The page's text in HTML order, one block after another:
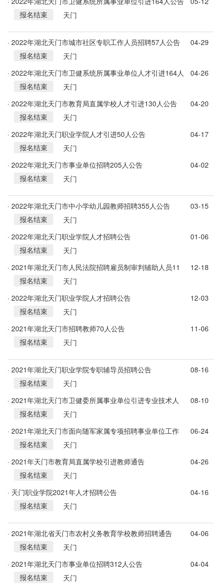
报名结束
天门
· 2022年湖北天门市城市社区专职工作人员招聘57人公告
04-29
报名结束
天门
· 2022年湖北天门市卫健系统所属事业单位人才引进164人
通告
04-26
报名结束
天门
· 2022年湖北天门市教育局直属学校人才引进130人公告
04-20
报名结束
天门
· 2022年湖北天门职业学院人才引进50人公告
04-17
报名结束
天门
· 2022年湖北天门市事业单位招聘205人公告
04-02
报名结束
天门
· 2022年湖北天门市中小学幼儿园教师招聘355人公告
03-15
报名结束
天门
· 2022年湖北天门职业学院人才招聘公告
01-06
报名结束
天门
· 2021年湖北天门市人民法院招聘雇员制审判辅助人员11
人公告
12-18
报名结束
天门
· 2022年湖北天门职业学院人才招聘公告
12-03
报名结束
天门
· 2021年湖北天门市招聘教师70人公告
11-06
报名结束
天门
· 2021年湖北天门职业学院专职辅导员招聘公告
08-16
报名结束
天门
· 2021年湖北天门市卫健委所属事业单位引进专业技术人
才158人公告
08-10
报名结束
天门
· 2021年湖北天门市面向随军家属专项招聘事业单位工作
人员公告
06-24
报名结束
天门
· 2021年天门市教育局直属学校引进教师通告
04-26
报名结束
天门
· 天门职业学院2021年人才招聘公告
04-16
报名结束
天门
· 2021年湖北省天门市农村义务教育学校教师招聘通告
04-06
报名结束
天门
· 2021年湖北天门市事业单位招聘312人公告
04-04
报名结束
天门